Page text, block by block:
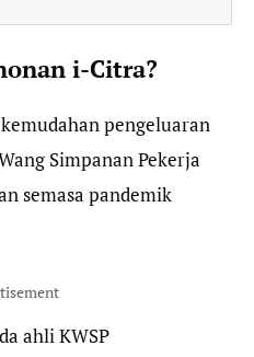
i-Citra?
pengeluaran
Simpanan Pekerja
semasa pandemik
ahli KWSP